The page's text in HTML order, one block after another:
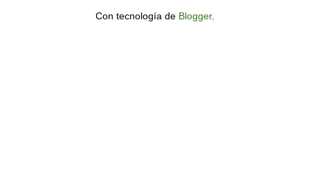
Con tecnología de Blogger.